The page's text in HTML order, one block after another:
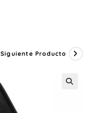
Siguiente Producto